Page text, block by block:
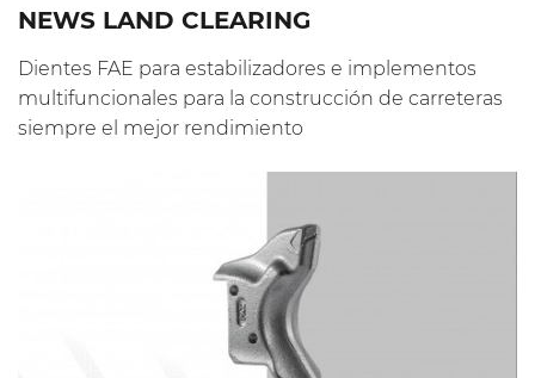
NEWS LAND CLEARING
Dientes FAE para estabilizadores e implementos
multifuncionales para la construcción de carreteras
siempre el mejor rendimiento